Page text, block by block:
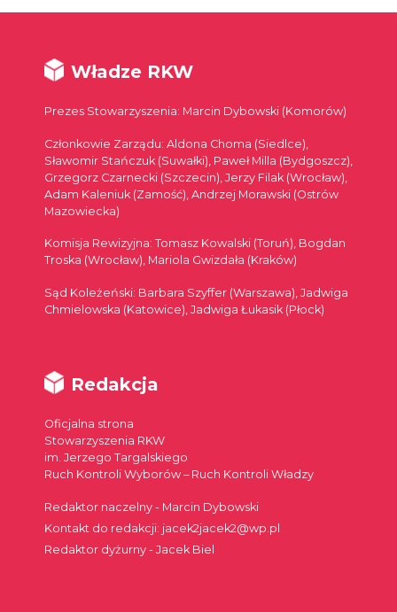
Władze RKW
Prezes Stowarzyszenia: Marcin Dybowski (Komorów)
Członkowie Zarządu: Aldona Choma (Siedlce),
Sławomir Stańczuk (Suwałki), Paweł Milla (Bydgoszcz),
Grzegorz Czarnecki (Szczecin), Jerzy Filak (Wrocław),
Adam Kaleniuk (Zamość), Andrzej Morawski (Ostrów
Mazowiecka)
Komisja Rewizyjna: Tomasz Kowalski (Toruń), Bogdan
Troska (Wrocław), Mariola Gwizdała (Kraków)
Sąd Koleżeński: Barbara Szyffer (Warszawa), Jadwiga
Chmielowska (Katowice), Jadwiga Łukasik (Płock)
Redakcja
Oficjalna strona
Stowarzyszenia RKW
im. Jerzego Targalskiego
Ruch Kontroli Wyborów – Ruch Kontroli Władzy
Redaktor naczelny - Marcin Dybowski
Kontakt do redakcji: jacek2jacek2@wp.pl
Redaktor dyżurny - Jacek Biel